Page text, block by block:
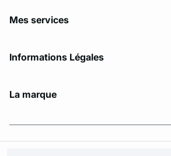
Mes services
Informations Légales
La marque